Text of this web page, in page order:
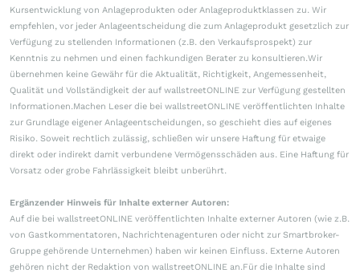
Kursentwicklung von Anlageprodukten oder Anlageproduktklassen zu. Wir
empfehlen, vor jeder Anlageentscheidung die zum Anlageprodukt gesetzlich zur
Verfügung zu stellenden Informationen (z.B. den Verkaufsprospekt) zur
Kenntnis zu nehmen und einen fachkundigen Berater zu konsultieren.Wir
übernehmen keine Gewähr für die Aktualität, Richtigkeit, Angemessenheit,
Qualität und Vollständigkeit der auf wallstreetONLINE zur Verfügung gestellten
Informationen.Machen Leser die bei wallstreetONLINE veröffentlichten Inhalte
zur Grundlage eigener Anlageentscheidungen, so geschieht dies auf eigenes
Risiko. Soweit rechtlich zulässig, schließen wir unsere Haftung für etwaige
direkt oder indirekt damit verbundene Vermögensschäden aus. Eine Haftung für
Vorsatz oder grobe Fahrlässigkeit bleibt unberührt.
Ergänzender Hinweis für Inhalte externer Autoren:
Auf die bei wallstreetONLINE veröffentlichten Inhalte externer Autoren (wie z.B.
von Gastkommentatoren, Nachrichtenagenturen oder nicht zur Smartbroker-
Gruppe gehörende Unternehmen) haben wir keinen Einfluss. Externe Autoren
gehören nicht der Redaktion von wallstreetONLINE an.Für die Inhalte sind